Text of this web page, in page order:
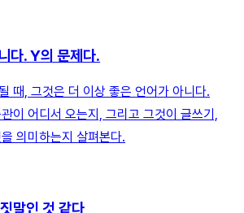
다. Y의 문제다.
때, 그것은 더 이상 좋은 언어가 아니다.
이 어디서 오는지, 그리고 그것이 글쓰기,
의미하는지 살펴본다.
말인 것 같다